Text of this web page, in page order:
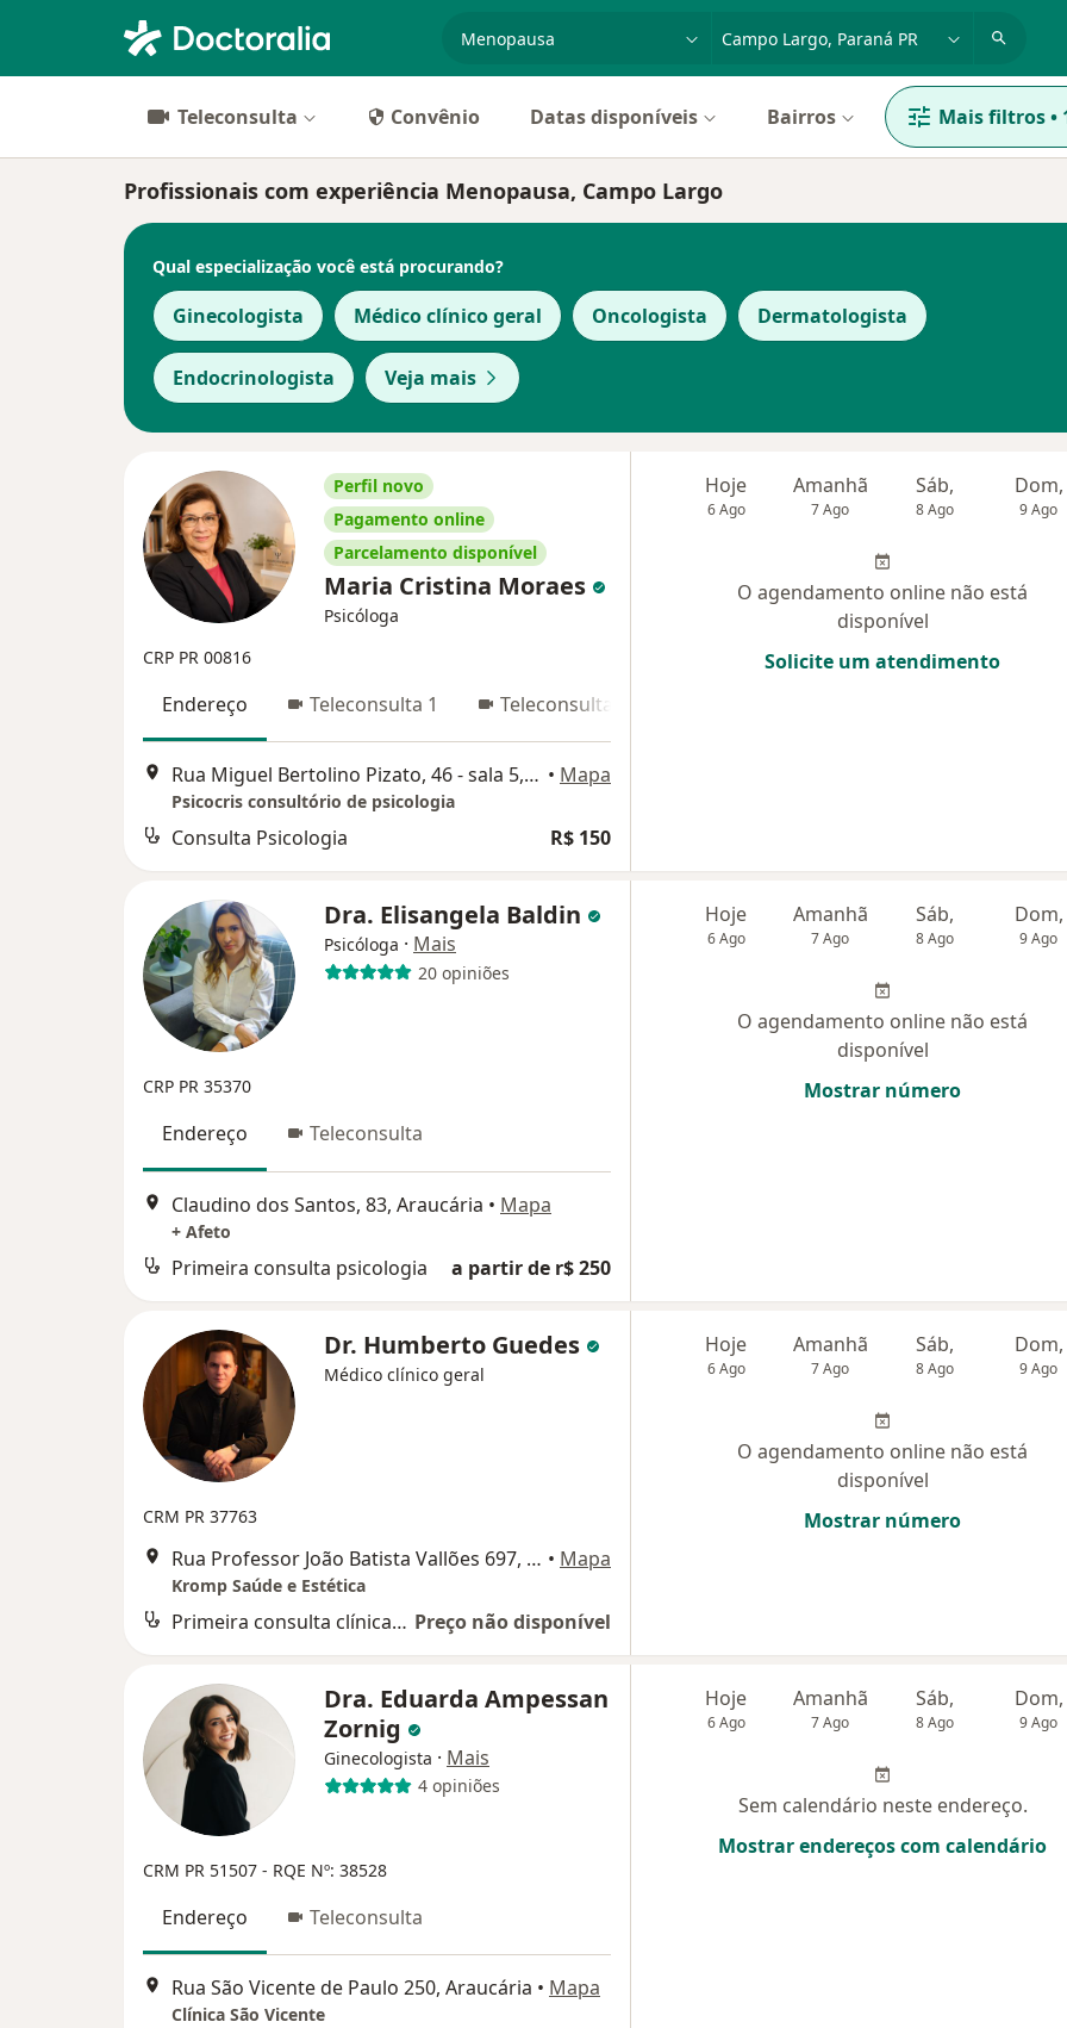
Teleconsulta Convênio Datas disponíveis Bairros Mais filtros•
Profissionais com experiência Menopausa, Campo Largo
Qual especialização você está procurando?
Ginecologista Médico clínico geral Oncologista Dermatologista
Endocrinologista Veja mais
Perfil novo
Pagamento online
Parcelamento disponível
Maria Cristina Moraes
Psicóloga
CRP PR 00816
Endereço Teleconsulta 1 Teleconsulta 2
Rua Miguel Bertolino Pizato, 46 - sala 5, Araucária • Mapa
Psicocris consultório de psicologia
Consulta Psicologia R$ 150
Hoje
6 Ago
Amanhã
7 Ago
Sáb,
8 Ago
Dom,
9 Ago
O agendamento online não está
disponível
Solicite um atendimento
Dra. Elisangela Baldin
Psicóloga · Mais
20 opiniões
CRP PR 35370
Endereço Teleconsulta
Claudino dos Santos, 83, Araucária • Mapa
+ Afeto
Primeira consulta psicologia a partir de r$ 250
Hoje
6 Ago
Amanhã
7 Ago
Sáb,
8 Ago
Dom,
9 Ago
O agendamento online não está
disponível
Mostrar número
Dr. Humberto Guedes
Médico clínico geral
CRM PR 37763
Rua Professor João Batista Vallões 697, Campo Largo • Mapa
Kromp Saúde e Estética
Primeira consulta clínica médica Preço não disponível
Hoje
6 Ago
Amanhã
7 Ago
Sáb,
8 Ago
Dom,
9 Ago
O agendamento online não está
disponível
Mostrar número
Dra. Eduarda Ampessan
Zornig
Ginecologista · Mais
4 opiniões
CRM PR 51507 - RQE Nº: 38528
Endereço Teleconsulta
Rua São Vicente de Paulo 250, Araucária • Mapa
Clínica São Vicente
Hoje
6 Ago
Amanhã
7 Ago
Sáb,
8 Ago
Dom,
9 Ago
Sem calendário neste endereço.
Mostrar endereços com calendário